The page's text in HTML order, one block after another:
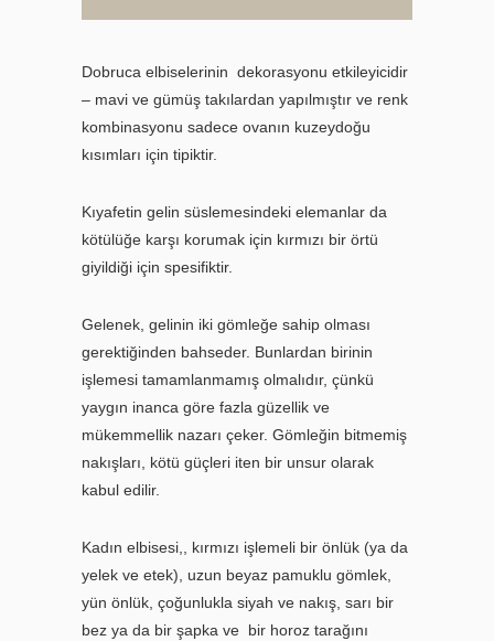
Dobruca elbiselerinin dekorasyonu etkileyicidir
– mavi ve gümüş takılardan yapılmıştır ve renk
kombinasyonu sadece ovanın kuzeydoğu
kısımları için tipiktir.
Kıyafetin gelin süslemesindeki elemanlar da
kötülüğe karşı korumak için kırmızı bir örtü
giyildiği için spesifiktir.
Gelenek, gelinin iki gömleğe sahip olması
gerektiğinden bahseder. Bunlardan birinin
işlemesi tamamlanmamış olmalıdır, çünkü
yaygın inanca göre fazla güzellik ve
mükemmellik nazarı çeker. Gömleğin bitmemiş
nakışları, kötü güçleri iten bir unsur olarak
kabul edilir.
Kadın elbisesi,, kırmızı işlemeli bir önlük (ya da
yelek ve etek), uzun beyaz pamuklu gömlek,
yün önlük, çoğunlukla siyah ve nakış, sarı bir
bez ya da bir şapka ve bir horoz tarağını